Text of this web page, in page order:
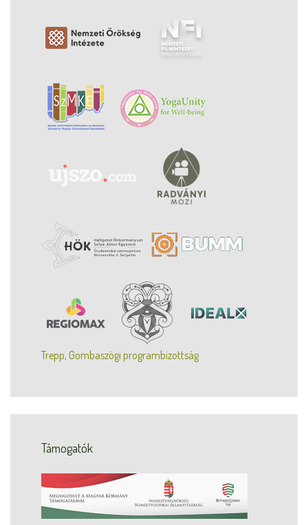
Trepp, Gombaszögi programbizottság
Támogatók